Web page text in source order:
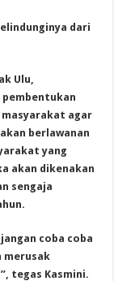
dari
Ulu,
pembentukan
agar
berlawanan
yang
akan dikenakan
sengaja
coba coba
merusak
tegas Kasmini.